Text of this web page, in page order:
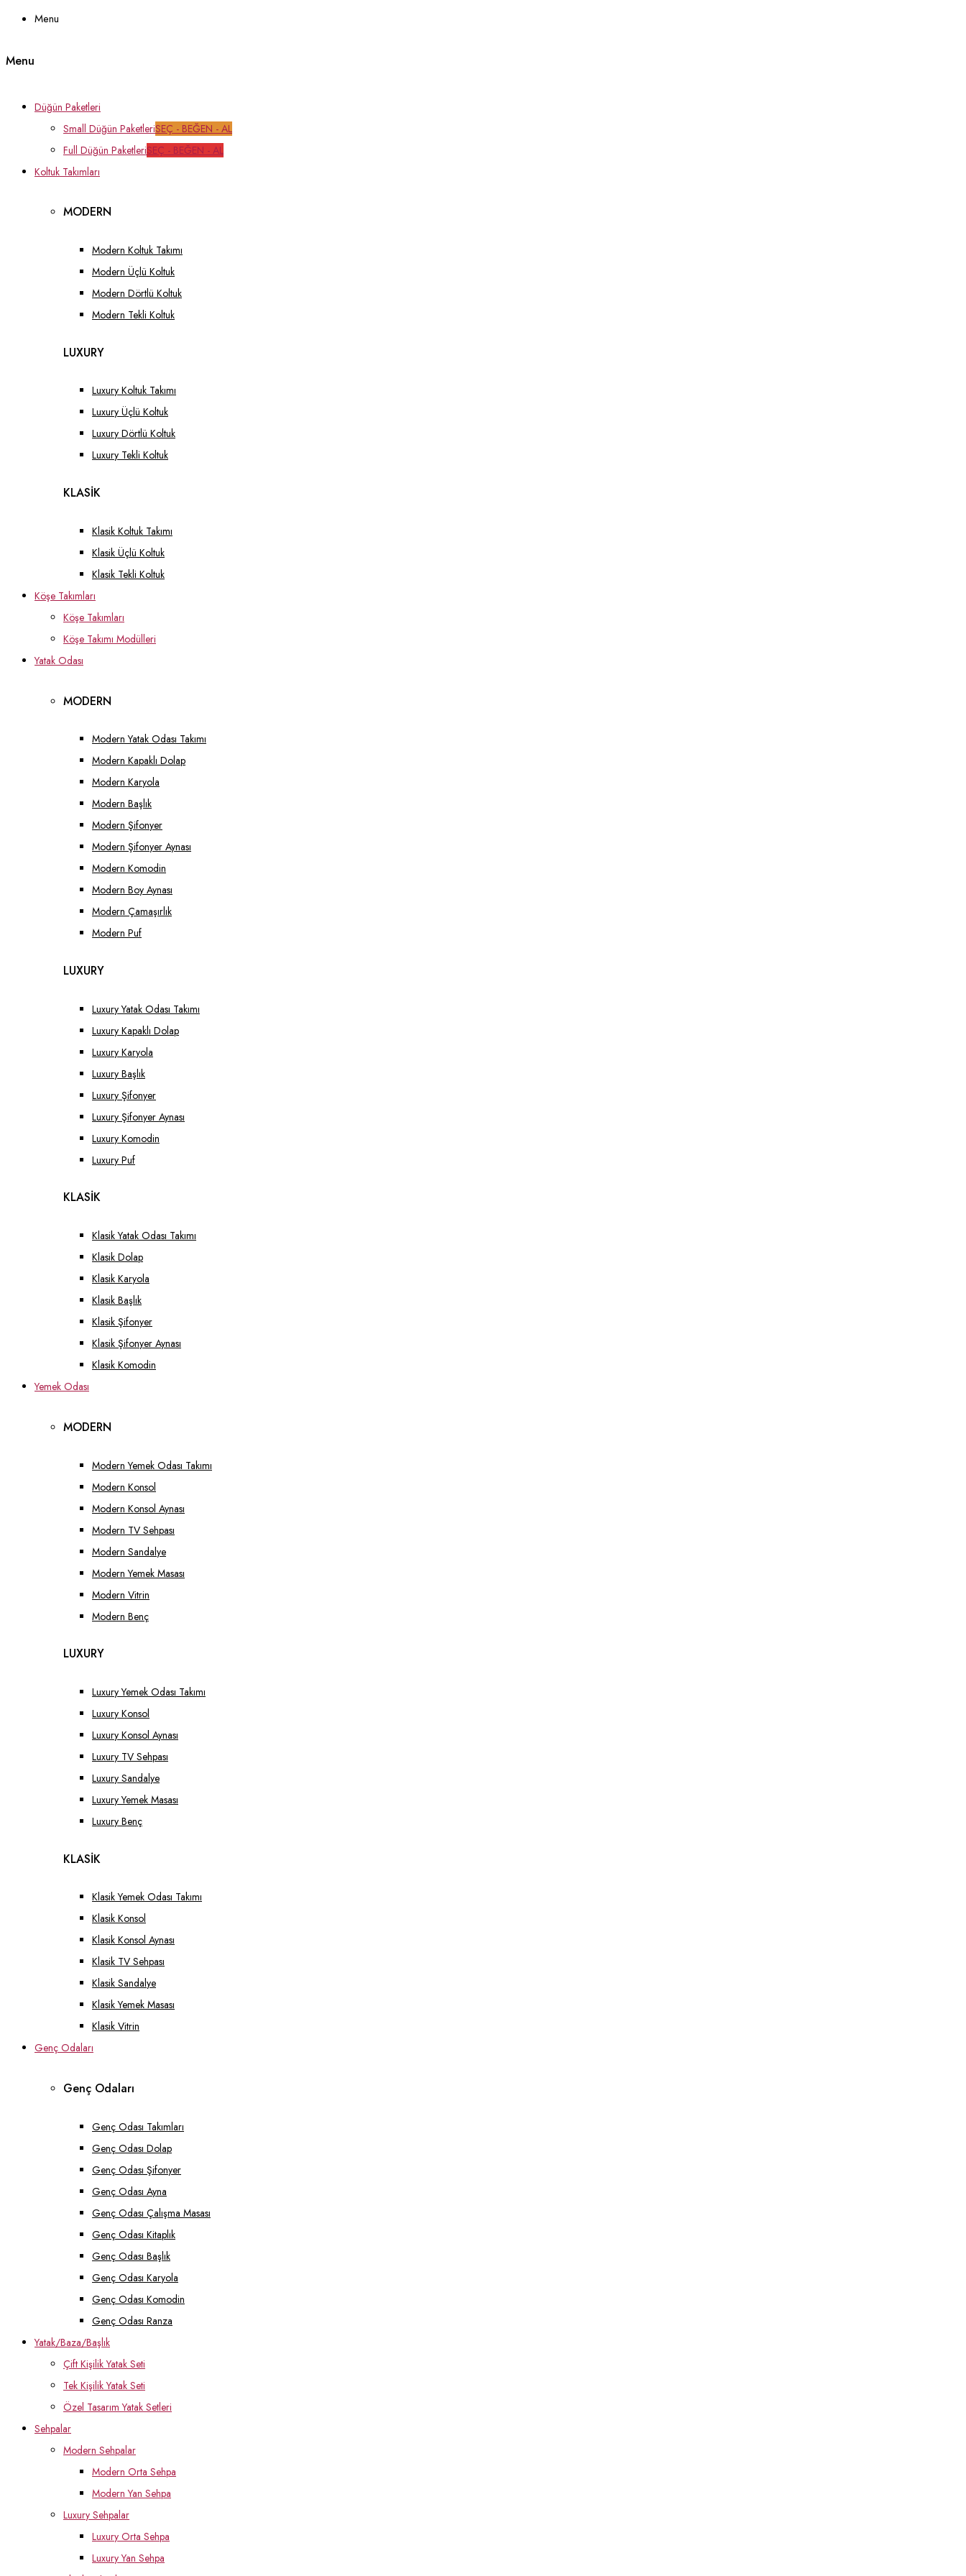
Menu
Menu
Düğün Paketleri
Small Düğün PaketleriSEÇ - BEĞEN - AL
Full Düğün PaketleriSEÇ - BEĞEN - AL
Koltuk Takımları
MODERN
Modern Koltuk Takımı
Modern Üçlü Koltuk
Modern Dörtlü Koltuk
Modern Tekli Koltuk
LUXURY
Luxury Koltuk Takımı
Luxury Üçlü Koltuk
Luxury Dörtlü Koltuk
Luxury Tekli Koltuk
KLASİK
Klasik Koltuk Takımı
Klasik Üçlü Koltuk
Klasik Tekli Koltuk
Köşe Takımları
Köşe Takımları
Köşe Takımı Modülleri
Yatak Odası
MODERN
Modern Yatak Odası Takımı
Modern Kapaklı Dolap
Modern Karyola
Modern Başlık
Modern Şifonyer
Modern Şifonyer Aynası
Modern Komodin
Modern Boy Aynası
Modern Çamaşırlık
Modern Puf
LUXURY
Luxury Yatak Odası Takımı
Luxury Kapaklı Dolap
Luxury Karyola
Luxury Başlık
Luxury Şifonyer
Luxury Şifonyer Aynası
Luxury Komodin
Luxury Puf
KLASİK
Klasik Yatak Odası Takımı
Klasik Dolap
Klasik Karyola
Klasik Başlık
Klasik Şifonyer
Klasik Şifonyer Aynası
Klasik Komodin
Yemek Odası
MODERN
Modern Yemek Odası Takımı
Modern Konsol
Modern Konsol Aynası
Modern TV Sehpası
Modern Sandalye
Modern Yemek Masası
Modern Vitrin
Modern Benç
LUXURY
Luxury Yemek Odası Takımı
Luxury Konsol
Luxury Konsol Aynası
Luxury TV Sehpası
Luxury Sandalye
Luxury Yemek Masası
Luxury Benç
KLASİK
Klasik Yemek Odası Takımı
Klasik Konsol
Klasik Konsol Aynası
Klasik TV Sehpası
Klasik Sandalye
Klasik Yemek Masası
Klasik Vitrin
Genç Odaları
Genç Odaları
Genç Odası Takımları
Genç Odası Dolap
Genç Odası Şifonyer
Genç Odası Ayna
Genç Odası Çalışma Masası
Genç Odası Kitaplık
Genç Odası Başlık
Genç Odası Karyola
Genç Odası Komodin
Genç Odası Ranza
Yatak/Baza/Başlık
Çift Kişilik Yatak Seti
Tek Kişilik Yatak Seti
Özel Tasarım Yatak Setleri
Sehpalar
Modern Sehpalar
Modern Orta Sehpa
Modern Yan Sehpa
Luxury Sehpalar
Luxury Orta Sehpa
Luxury Yan Sehpa